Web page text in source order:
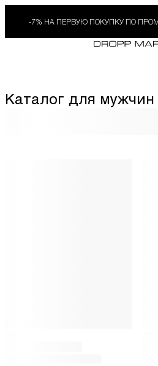
-7% НА ПЕРВУЮ ПОКУПКУ ПО
Каталог для мужчин